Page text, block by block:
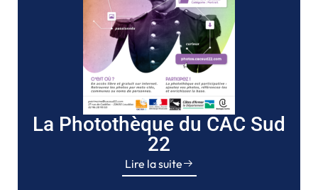
La Photothèque du CAC Sud
22
Lire la suite